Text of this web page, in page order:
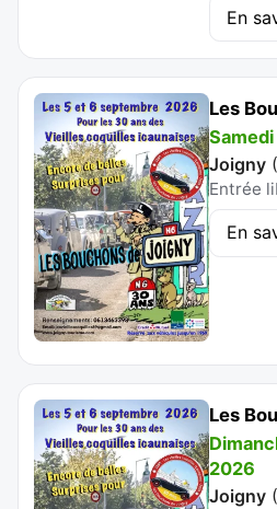
En
Les
Joigny (
Entrée
En
Les
2026
Joigny (